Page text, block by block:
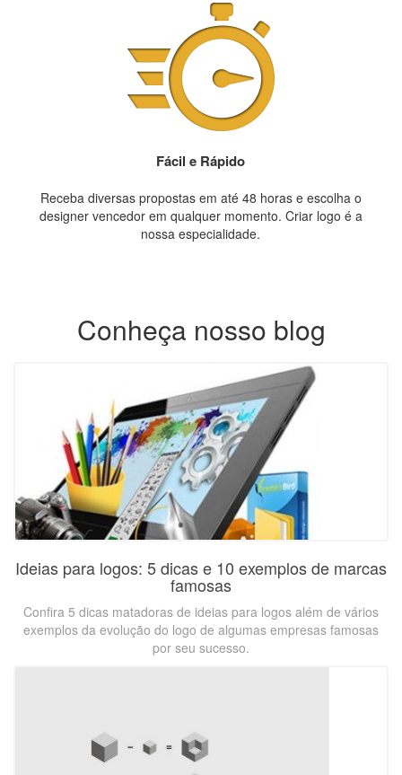
Fácil e Rápido
Receba diversas propostas em até 48 horas e escolha o
designer vencedor em qualquer momento. Criar logo é a
nossa especialidade.
Conheça nosso blog
Ideias para logos: 5 dicas e 10 exemplos de marcas
famosas
Confira 5 dicas matadoras de ideias para logos além de vários
exemplos da evolução do logo de algumas empresas famosas
por seu sucesso.